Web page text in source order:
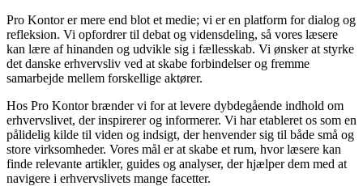
Pro Kontor er mere end blot et medie; vi er en platform for dialog og
refleksion. Vi opfordrer til debat og vidensdeling, så vores læsere
kan lære af hinanden og udvikle sig i fællesskab. Vi ønsker at styrke
det danske erhvervsliv ved at skabe forbindelser og fremme
samarbejde mellem forskellige aktører.
Hos Pro Kontor brænder vi for at levere dybdegående indhold om
erhvervslivet, der inspirerer og informerer. Vi har etableret os som en
pålidelig kilde til viden og indsigt, der henvender sig til både små og
store virksomheder. Vores mål er at skabe et rum, hvor læsere kan
finde relevante artikler, guides og analyser, der hjælper dem med at
navigere i erhvervslivets mange facetter.